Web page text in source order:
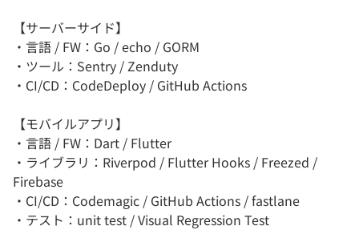
【サーバーサイド】
・言語 / FW：Go / echo / GORM
・ツール：Sentry / Zenduty
・CI/CD：CodeDeploy / GitHub Actions
【モバイルアプリ】
・言語 / FW：Dart / Flutter
・ライブラリ：Riverpod / Flutter Hooks / Freezed /
Firebase
・CI/CD：Codemagic / GitHub Actions / fastlane
・テスト：unit test / Visual Regression Test